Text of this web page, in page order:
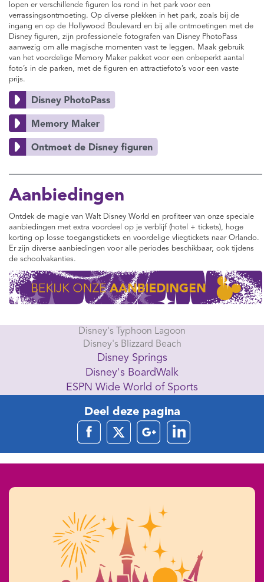
lopen er verschillende figuren los rond in het park voor een
verrassingsontmoeting. Op diverse plekken in het park, zoals bij de
ingang en op de Hollywood Boulevard en bij alle ontmoetingen met de
Disney figuren, zijn professionele fotografen van Disney PhotoPass
aanwezig om alle magische momenten vast te leggen. Maak gebruik
van het voordelige Memory Maker pakket voor een onbeperkt aantal
foto’s in de parken, met de figuren en attractiefoto’s voor een vaste
prijs.
Aanbiedingen
Ontdek de magie van Walt Disney World en profiteer van onze speciale
aanbiedingen met extra voordeel op je verblijf (hotel + tickets), hoge
korting op losse toegangstickets en voordelige vliegtickets naar Orlando.
Er zijn diverse aanbiedingen voor alle periodes beschikbaar, ook tijdens
de schoolvakanties.
Disney's Typhoon Lagoon
Disney's Blizzard Beach
Disney Springs
Disney's BoardWalk
ESPN Wide World of Sports
Deel deze pagina